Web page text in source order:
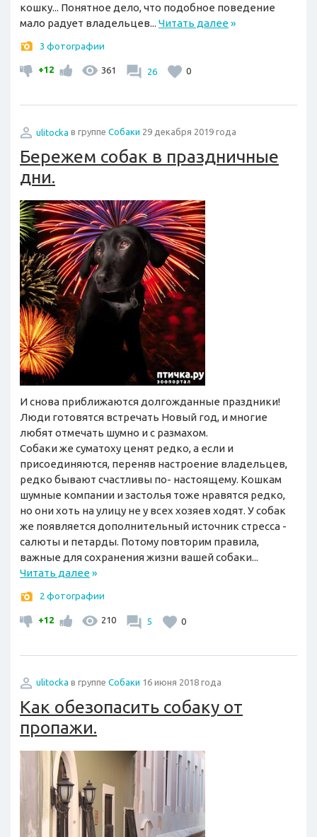
кошку... Понятное дело, что подобное поведение
мало радует владельцев... Читать далее»
3 фотографии
+12 361 26 0
ulitocka в группе Собаки 29 декабря 2019 года
Бережем собак в праздничные
дни.
И снова приближаются долгожданные праздники!
Люди готовятся встречать Новый год, и многие
любят отмечать шумно и с размахом.
Собаки же суматоху ценят редко, а если и
присоединяются, переняв настроение владельцев,
редко бывают счастливы по- настоящему. Кошкам
шумные компании и застолья тоже нравятся редко,
но они хоть на улицу не у всех хозяев ходят. У собак
же появляется дополнительный источник стресса -
салюты и петарды. Потому повторим правила,
важные для сохранения жизни вашей собаки...
Читать далее»
2 фотографии
+12 210 5 0
ulitocka в группе Собаки 16 июня 2018 года
Как обезопасить собаку от
пропажи.